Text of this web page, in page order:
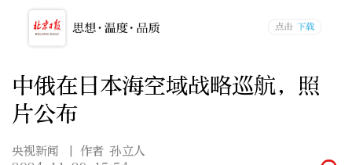
中俄在日本海空域战略巡航，照
片公布
央视新闻
| 作者 孙立人